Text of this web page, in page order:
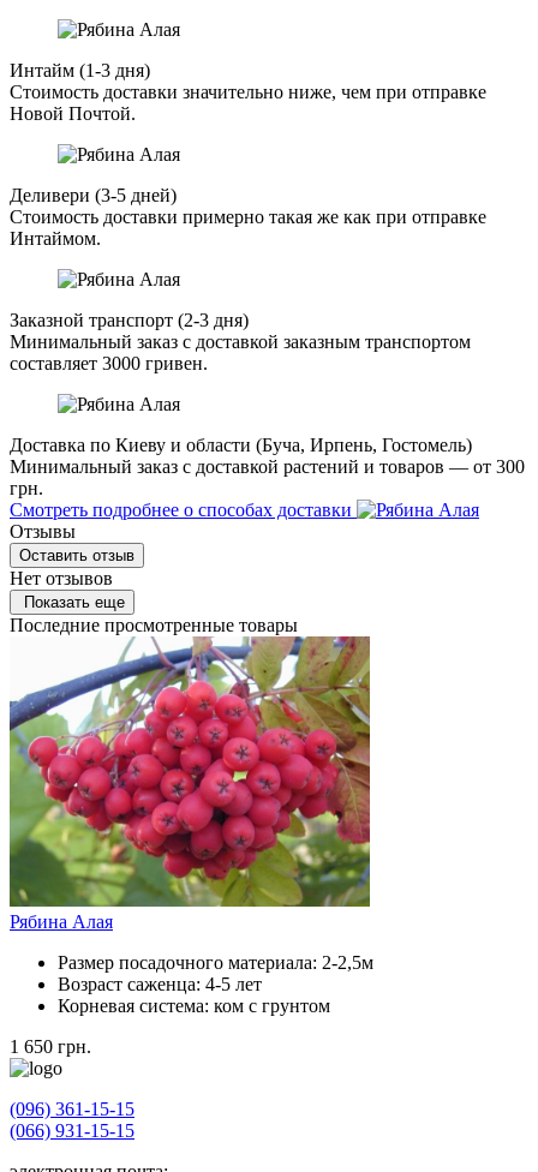
Интайм (1-3 дня)
Стоимость доставки значительно ниже, чем при отправке
Новой Почтой.
Деливери (3-5 дней)
Стоимость доставки примерно такая же как при отправке
Интаймом.
Заказной транспорт (2-3 дня)
Минимальный заказ с доставкой заказным транспортом
составляет 3000 гривен.
Доставка по Киеву и области (Буча, Ирпень, Гостомель)
Минимальный заказ с доставкой растений и товаров — от 300
грн.
Смотреть подробнее о способах доставки
Отзывы
Оставить отзыв
Нет отзывов
Показать еще
Последние просмотренные товары
Рябина Алая
Размер посадочного материала: 2-2,5м
Возраст саженца: 4-5 лет
Корневая система: ком с грунтом
1 650 грн.
(096) 361-15-15
(066) 931-15-15